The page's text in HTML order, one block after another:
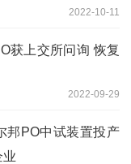
2022-10-11
获上交所问询 恢复
2022-09-29
邦PO中试装置投产
业